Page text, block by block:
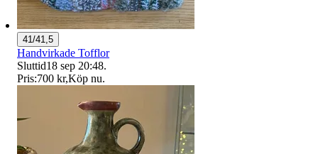
41/41,5
Handvirkade Tofflor
Sluttid18 sep 20:48.
Pris:700 kr,Köp nu.